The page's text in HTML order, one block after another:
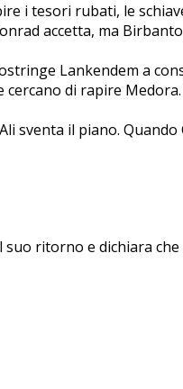
i tesori rubati, le
accetta, ma
Lankendem a
di rapire
sventa il piano.
ritorno e dichiara